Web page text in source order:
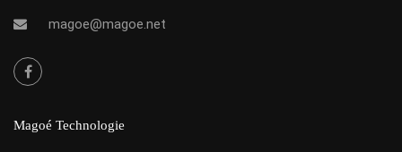
magoe@magoe.net
Magoé Technologie